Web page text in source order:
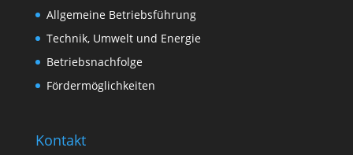
Allgemeine Betriebsführung
Technik, Umwelt und Energie
Betriebsnachfolge
Fördermöglichkeiten
Kontakt